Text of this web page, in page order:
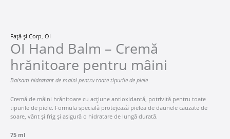
Față și Corp OI
OI Hand Balm – Cremă
hrănitoare pentru mâini
Balsam hidratant de maini pentru toate tipurile de piele
Cremă de mâini hrănitoare cu acțiune antioxidantă, potrivită pentru toate
tipurile de piele. Formula specială protejează pielea de daunele cauzate de
soare, vânt și frig și asigură o hidratare de lungă durată.
75 ml